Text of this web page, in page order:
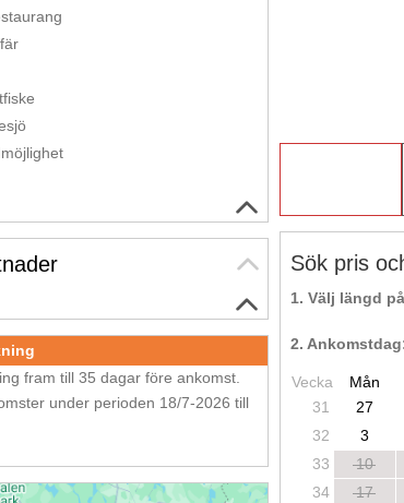
Sök pris
1. Välj längd
2.
Vecka Mån
31
27
32
3
33
10
34
17
fram till 35 dagar före ankomst.
under perioden 18/7-2026 till